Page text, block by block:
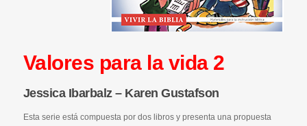
Valores para la vida 2
Jessica Ibarbalz – Karen Gustafson
Esta serie está compuesta por dos libros y presenta una propuesta